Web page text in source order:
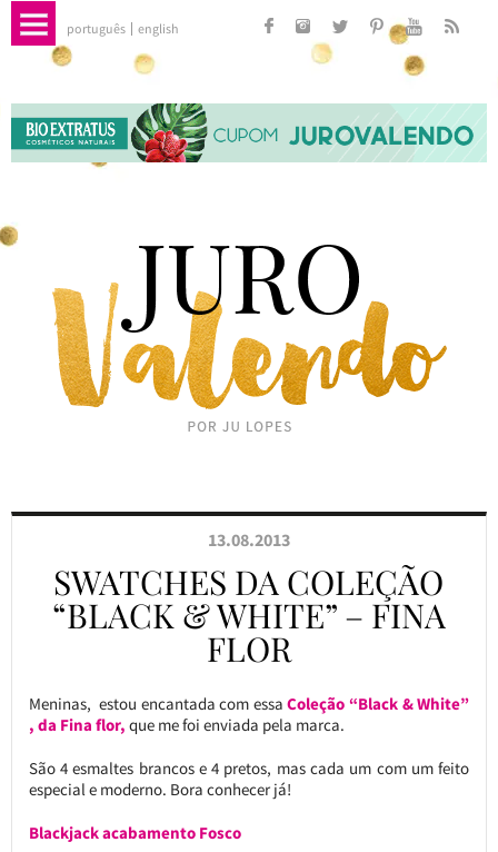
português english
13.08.2013
SWATCHES DA COLEÇÃO
“BLACK & WHITE” – FINA
FLOR
Meninas, estou encantada com essaColeção “Black & White”
, da Fina flor, que me foi enviada pela marca.
São 4 esmaltes brancos e 4 pretos, mas cada um com um feito
especial e moderno. Bora conhecer já!
Blackjack acabamento Fosco